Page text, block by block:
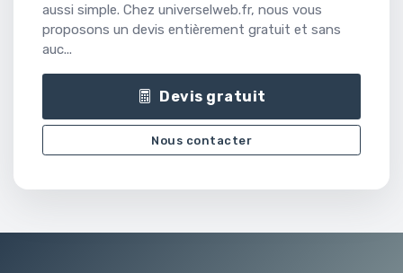
aussi simple. Chez universelweb.fr, nous vous
proposons un devis entièrement gratuit et sans
auc...
Devis gratuit
Nous contacter